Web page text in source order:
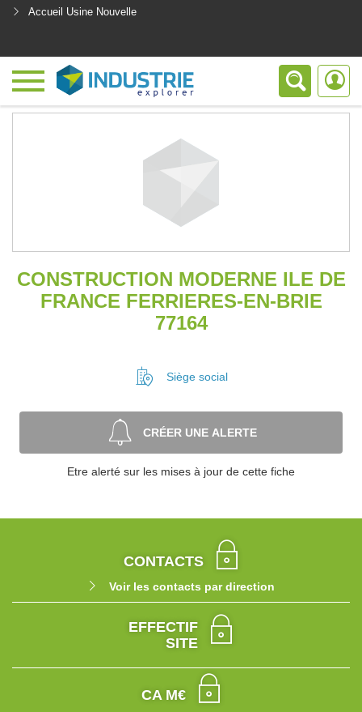
Accueil Usine Nouvelle
CONSTRUCTION MODERNE ILE DE
FRANCE FERRIERES-EN-BRIE
77164
Siège social
CRÉER UNE ALERTE
Etre alerté sur les mises à jour de cette fiche
CONTACTS
Voir les contacts par direction
EFFECTIF
SITE
CA M€